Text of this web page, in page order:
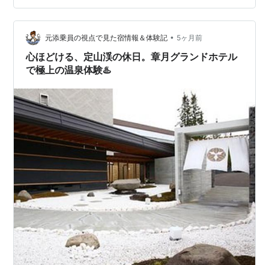
室タイプで、周りを気にせず落ち着いて食事を楽しめる
空間でした。 ＊前八寸＊ もちっとした食感が印象的な蛸
おこわに、やさしい甘みの九十のカシューナッツ和…
元添乗員の視点で見た宿情報＆体験記 • 5ヶ月前
心ほどける、定山渓の休日。章月グランドホテル
で極上の温泉体験♨️